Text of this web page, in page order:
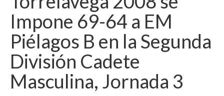
Impone 69-64 a EM
Piélagos B en la Segunda
División Cadete
Masculina, Jornada 3